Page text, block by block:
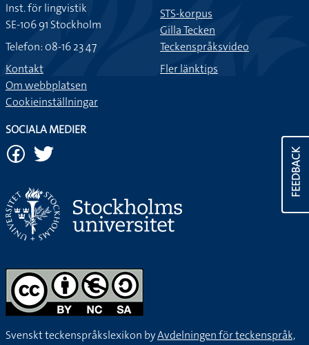
FEEDBACK
Inst. för lingvistik
SE-106 91 Stockholm
Telefon: 08-16 23 47
Kontakt
Om webbplatsen
Cookieinställningar
STS-korpus
Gilla Tecken
Teckenspråksvideo
Fler länktips
SOCIALA MEDIER
Svenskt teckenspråkslexikon byAvdelningen för teckenspråk,